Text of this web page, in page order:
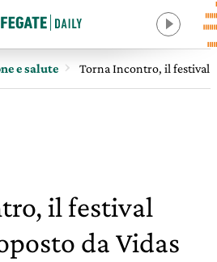
e salute Torna Incontro, il festival
il festival
da Vidas